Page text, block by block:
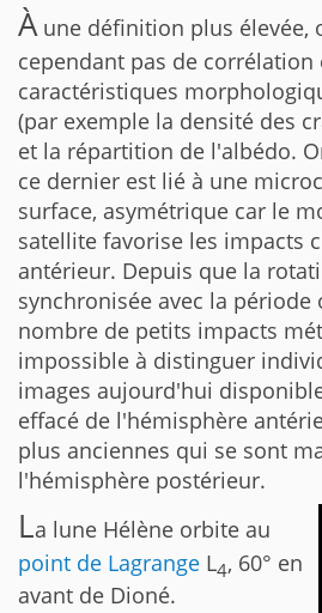
Àune définition plus élevée,
cependant pas de corrélation
caractéristiques
(par exemple la densité des
et la répartition de l'albédo.
ce dernier est lié à une
surface, asymétrique car le
satellite favorise les impacts
antérieur. Depuis que la
synchronisée avec la période
nombre de petits impacts
impossible à distinguer
images aujourd'hui
effacé de l'hémisphère
plus anciennes qui se sont
l'hémisphère postérieur.
La lune Hélène orbite au
point de Lagrange L4, 60° en
avant de Dioné.